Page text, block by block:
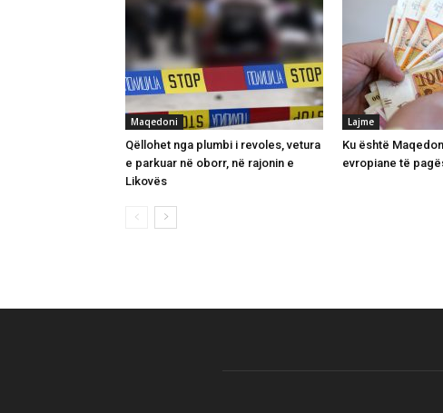
Maqedoni
Qëllohet nga plumbi i revoles, vetura
e parkuar në oborr, në rajonin e
Likovës
Lajme
Ku është
evropiane të